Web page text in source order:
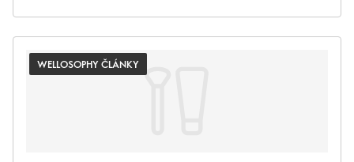
WELLOSOPHY ČLÁNKY